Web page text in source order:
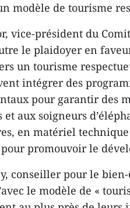
modèle de tourisme
vice-président du
le plaidoyer en
un tourisme
intégrer des
pour garantir des
aux soigneurs
en matériel
promouvoir le
conseiller pour le
le modèle de «